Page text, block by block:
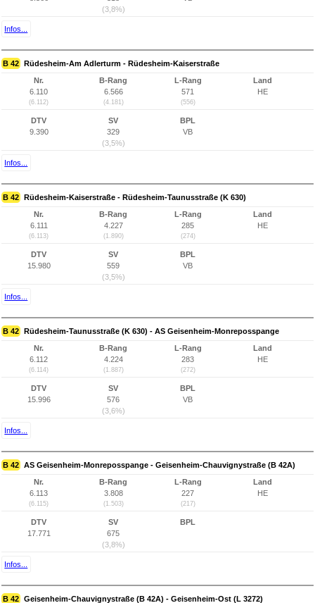
(3,8%)
Infos...
B 42 Rüdesheim-Am Adlerturm - Rüdesheim-Kaiserstraße
Nr.
6.110
(6.112)
B-Rang
6.566
(4.181)
L-Rang
571
(556)
Land
HE
DTV
9.390
SV
329
(3,5%)
BPL
VB
Infos...
B 42 Rüdesheim-Kaiserstraße - Rüdesheim-Taunusstraße (K 630)
Nr.
6.111
(6.113)
B-Rang
4.227
(1.890)
L-Rang
285
(274)
Land
HE
DTV
15.980
SV
559
(3,5%)
BPL
VB
Infos...
B 42 Rüdesheim-Taunusstraße (K 630) - AS Geisenheim-Monreposspange
Nr.
6.112
(6.114)
B-Rang
4.224
(1.887)
L-Rang
283
(272)
Land
HE
DTV
15.996
SV
576
(3,6%)
BPL
VB
Infos...
B 42 AS Geisenheim-Monreposspange - Geisenheim-Chauvignystraße (B 42A)
Nr.
6.113
(6.115)
B-Rang
3.808
(1.503)
L-Rang
227
(217)
Land
HE
DTV
17.771
SV
675
(3,8%)
BPL
Infos...
B 42 Geisenheim-Chauvignystraße (B 42A) - Geisenheim-Ost (L 3272)